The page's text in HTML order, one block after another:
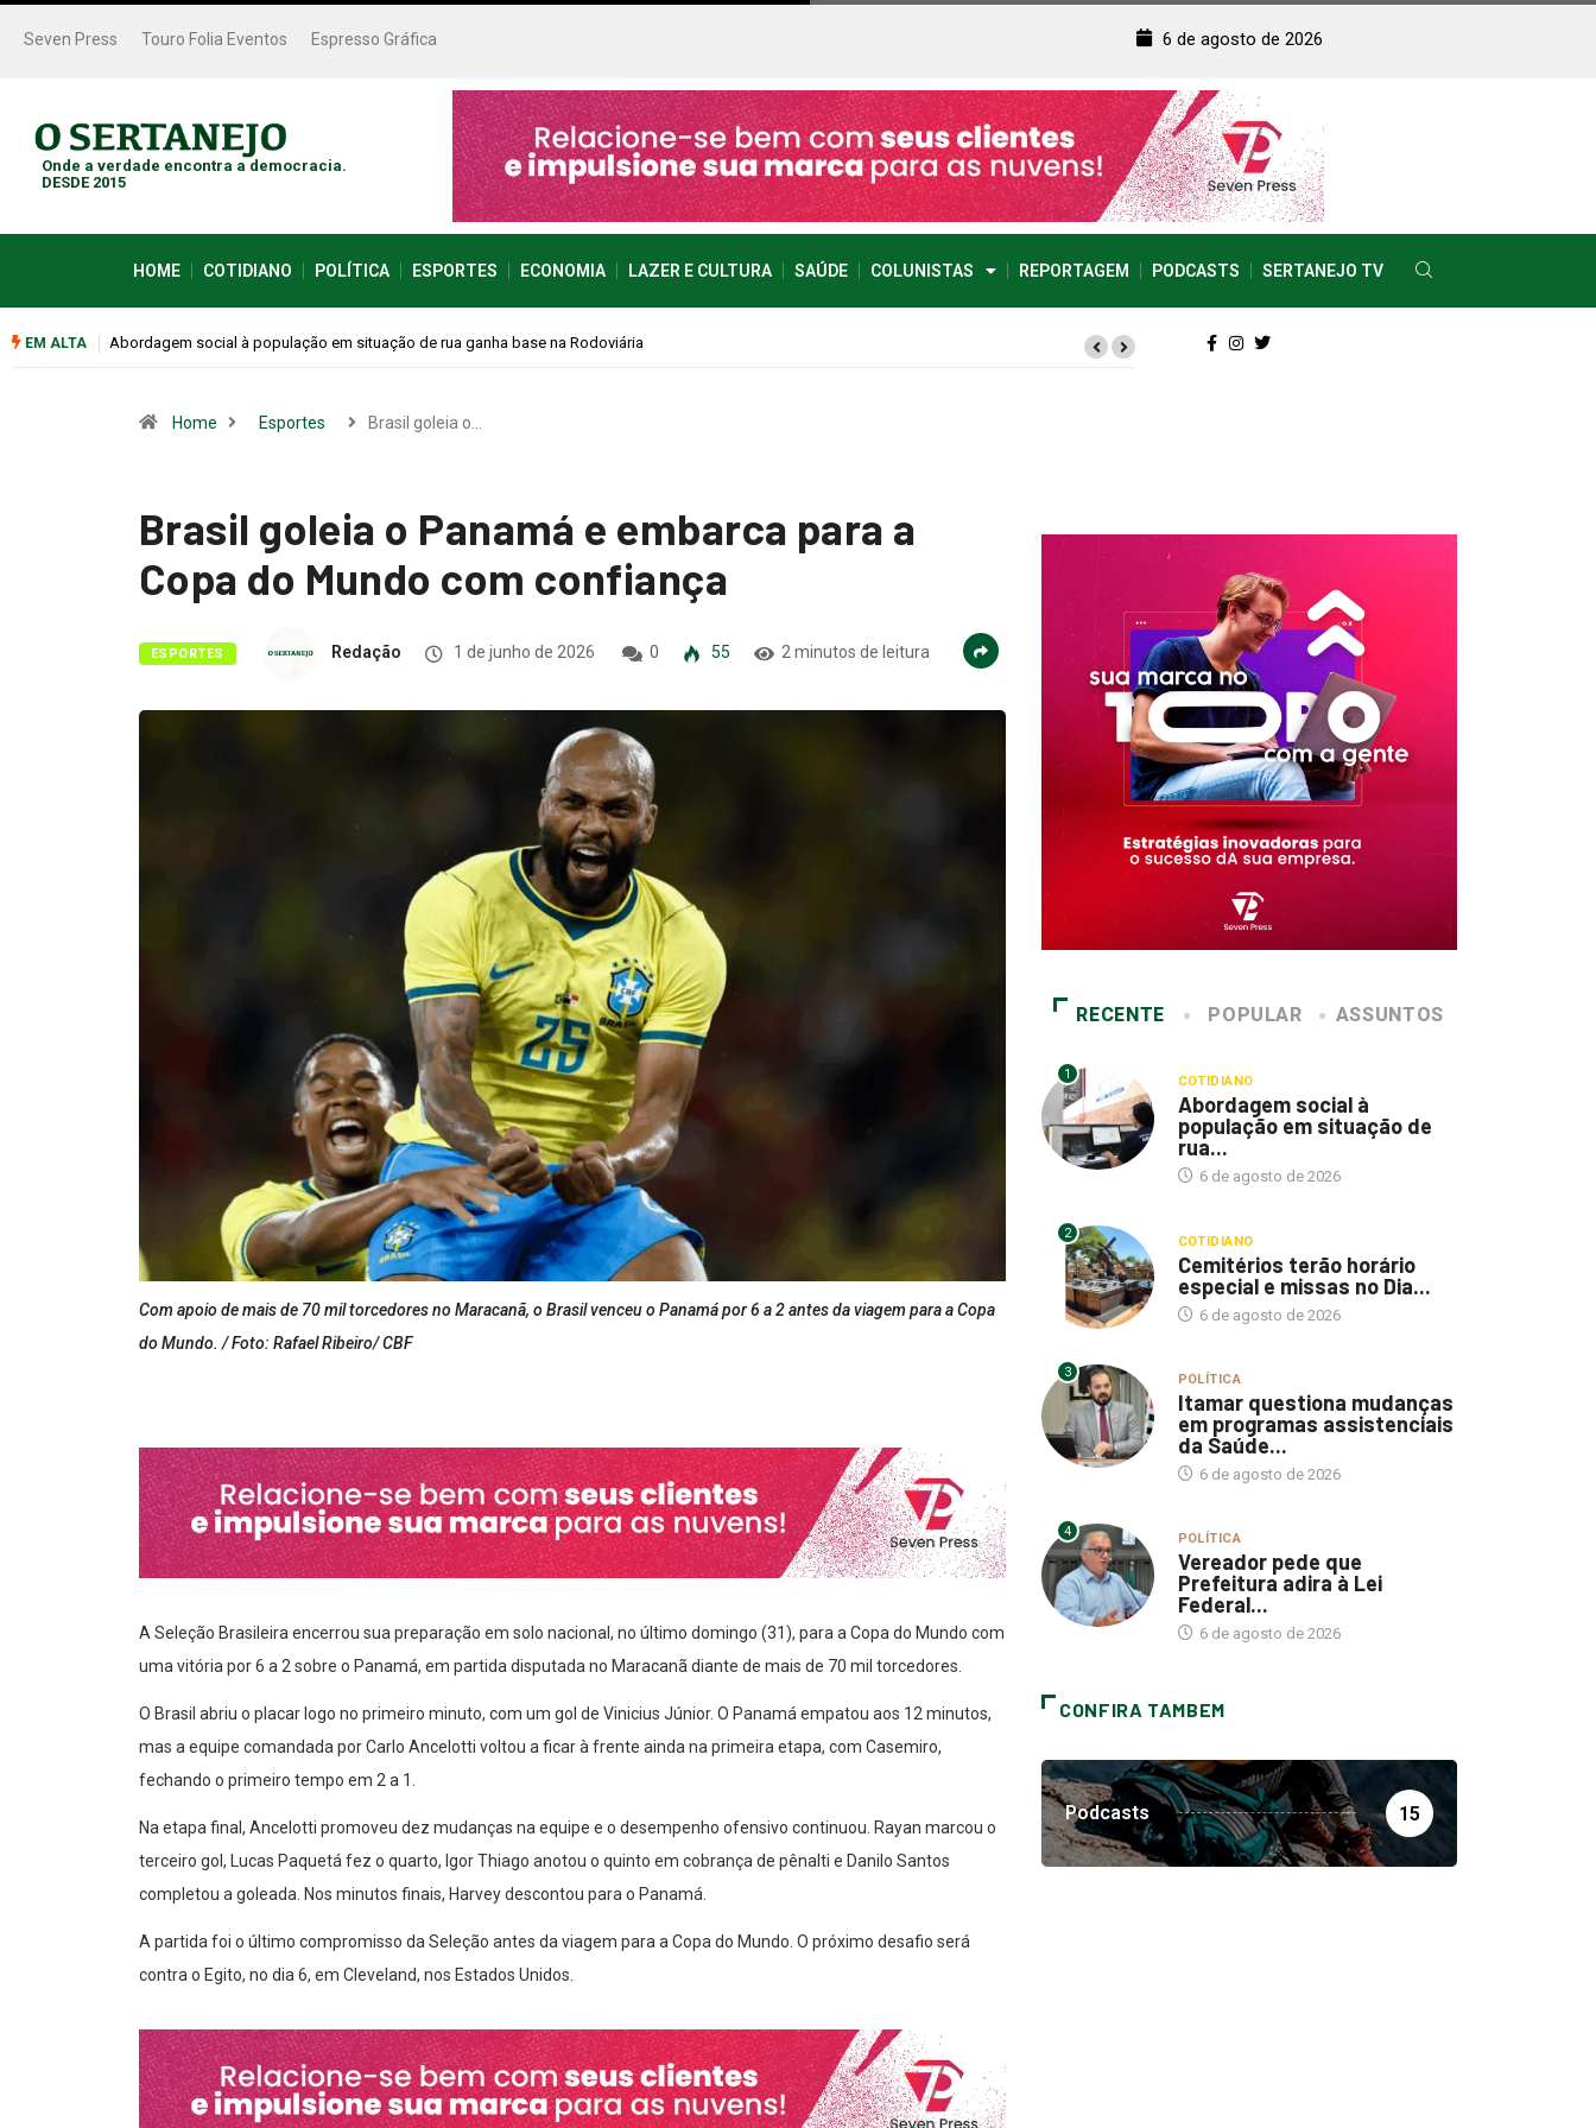
Seven Press Touro Folia Eventos Espresso Gráfica 6 de agosto de 2026
Onde a verdade encontra a democracia.
DESDE 2015
HOME COTIDIANO POLÍTICA ESPORTES ECONOMIA LAZER E CULTURA SAÚDE COLUNISTAS REPORTAGEM PODCASTS SERTANEJO TV
EM ALTA
na RodoviáriaCemitérios terão horário especial e missas no Dia dos Pais
Home Esportes Brasil goleia o…
Brasil goleia o Panamá e embarca para a
Copa do Mundo com confiança
ESPORTES Redação 1 de junho de 2026 0 55 2 minutos de leitura
Com apoio de mais de 70 mil torcedores no Maracanã, o Brasil venceu o Panamá por 6 a 2 antes da viagem para a Copa
do Mundo. / Foto: Rafael Ribeiro/ CBF
A Seleção Brasileira encerrou sua preparação em solo nacional, no último domingo (31), para a Copa do Mundo com
uma vitória por 6 a 2 sobre o Panamá, em partida disputada no Maracanã diante de mais de 70 mil torcedores.
O Brasil abriu o placar logo no primeiro minuto, com um gol de Vinicius Júnior. O Panamá empatou aos 12 minutos,
mas a equipe comandada por Carlo Ancelotti voltou a ficar à frente ainda na primeira etapa, com Casemiro,
fechando o primeiro tempo em 2 a 1.
Na etapa final, Ancelotti promoveu dez mudanças na equipe e o desempenho ofensivo continuou. Rayan marcou o
terceiro gol, Lucas Paquetá fez o quarto, Igor Thiago anotou o quinto em cobrança de pênalti e Danilo Santos
completou a goleada. Nos minutos finais, Harvey descontou para o Panamá.
A partida foi o último compromisso da Seleção antes da viagem para a Copa do Mundo. O próximo desafio será
contra o Egito, no dia 6, em Cleveland, nos Estados Unidos.
RECENTE POPULAR ASSUNTOS
1 COTIDIANO
Abordagem social à
população em situação de
rua...
6 de agosto de 2026
2 COTIDIANO
Cemitérios terão horário
especial e missas no Dia...
6 de agosto de 2026
3 POLÍTICA
Itamar questiona mudanças
em programas assistenciais
da Saúde...
6 de agosto de 2026
4 POLÍTICA
Vereador pede que
Prefeitura adira à Lei
Federal...
6 de agosto de 2026
CONFIRA TAMBEM
Podcasts 15